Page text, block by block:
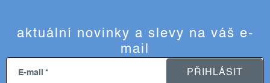
aktuální novinky a slevy na váš e-
mail
E-mail PŘIHLÁSIT